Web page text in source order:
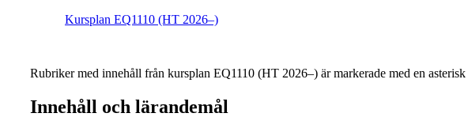
Kursplan EQ1110 (HT 2026–)
Rubriker med innehåll från kursplan EQ1110 (HT 2026–) är markerade med en asterisk
Innehåll och lärandemål